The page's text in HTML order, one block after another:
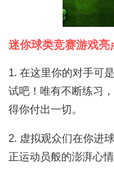
迷你球类竞赛游戏亮
1. 在这里你的对手可
试吧！唯有不断练习
得你付出一切。
2. 虚拟观众们在你进
正运动员般的澎湃心